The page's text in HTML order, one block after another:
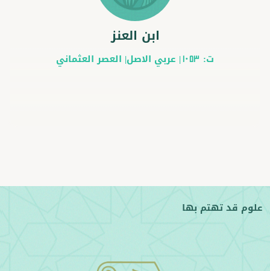
ابن العنز
ت: 1053
| عربي الاصل| العصر العثماني
علوم قد تهتم بها